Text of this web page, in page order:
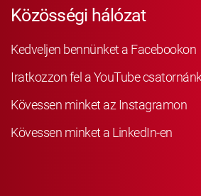
Közösségi hálózat
Kedveljen bennünket a Facebookon
Iratkozzon fel a YouTube
Kövessen minket az Instagramon
Kövessen minket a LinkedIn-en